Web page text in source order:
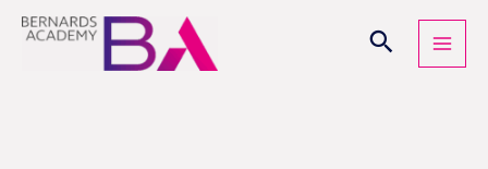
Zum
Inhalt